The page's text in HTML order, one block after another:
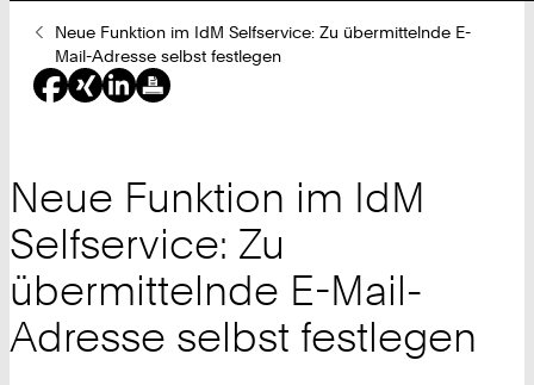
Sie
sind
hier:
Neue Funktion im IdM Selfservice: Zu übermittelnde E-
Mail-Adresse selbst festlegen
Neue Funktion im IdM
Selfservice: Zu
übermittelnde E-Mail-
Adresse selbst festlegen